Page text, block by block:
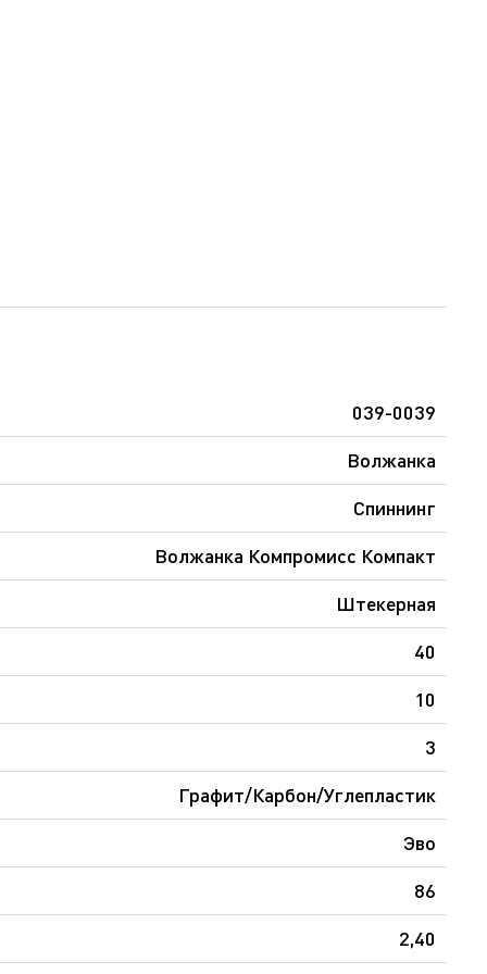
039-0039
Волжанка
Спиннинг
Волжанка Компромисс Компакт
Штекерная
40
10
3
Графит/Карбон/Углепластик
Эво
86
2,40